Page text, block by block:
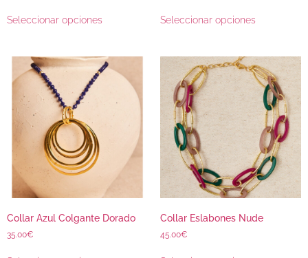
Seleccionar opciones Seleccionar opciones
Collar Azul Colgante Dorado
35.00€
Collar Eslabones Nude
45.00€